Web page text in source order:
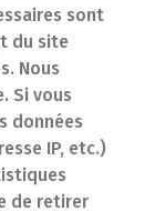
sont
du site
Nous
Si vous
données
IP, etc.)
de retirer
(FAQ)